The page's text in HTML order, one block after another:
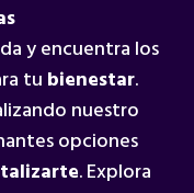
y encuentra los
tu bienestar.
nuestro
opciones
. Explora